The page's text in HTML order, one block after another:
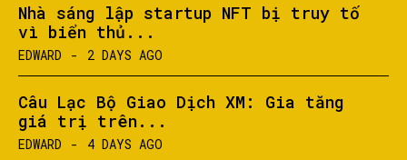
Nhà sáng lập startup NFT bị truy tố
vì biển thủ...
EDWARD - 2 DAYS AGO
Câu Lạc Bộ Giao Dịch XM: Gia tăng
giá trị trên...
EDWARD - 4 DAYS AGO